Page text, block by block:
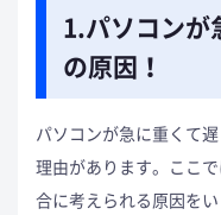
1.パソコンが
の原因！
パソコンが急に重くて
理由があります。ここ
合に考えられる原因を